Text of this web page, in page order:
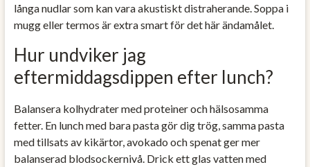
långa nudlar som kan vara akustiskt distraherande. Soppa i
mugg eller termos är extra smart för det här ändamålet.
Hur undviker jag
eftermiddagsdippen efter lunch?
Balansera kolhydrater med proteiner och hälsosamma
fetter. En lunch med bara pasta gör dig trög, samma pasta
med tillsats av kikärtor, avokado och spenat ger mer
balanserad blodsockernivå. Drick ett glas vatten med